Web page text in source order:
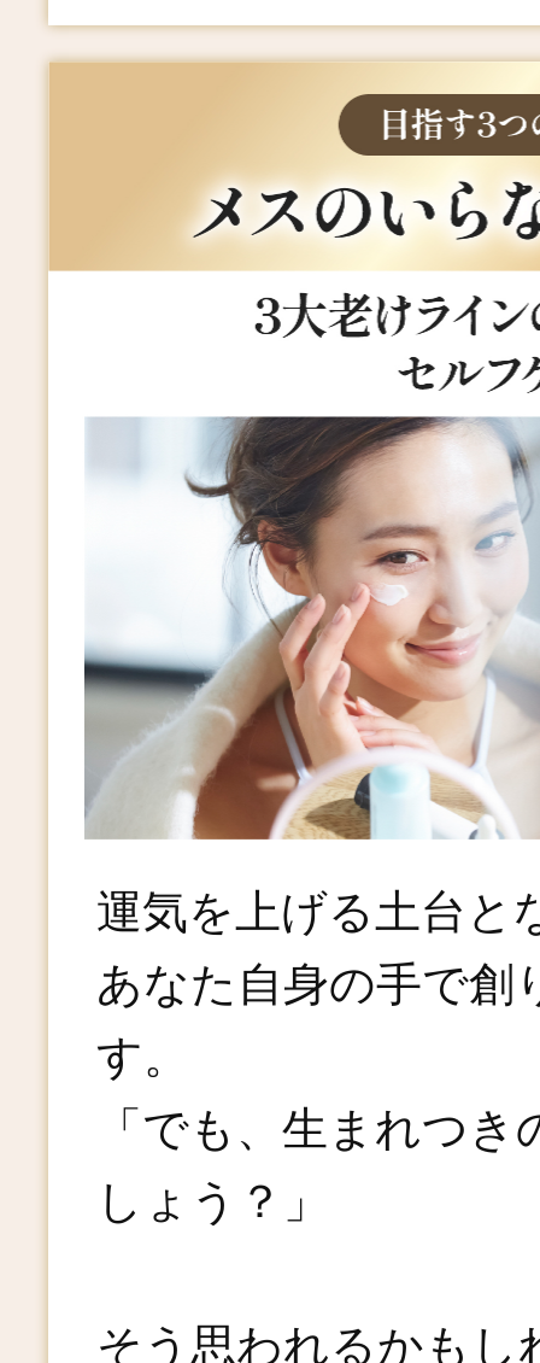
運気を上げる土台と
あなた自身の手で創
す。
「でも、生まれつ
しょう？」
そう思われるかもし